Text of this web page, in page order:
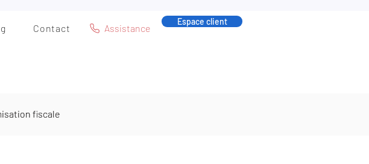
Contact Assistance
Espace client
fiscale